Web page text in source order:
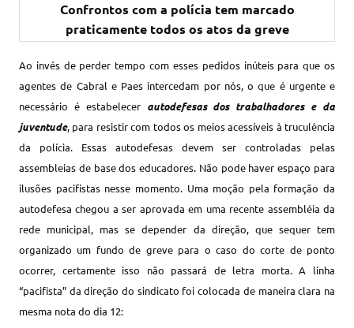
Confrontos com a polícia tem marcado
praticamente todos os atos da greve
Ao invés de perder tempo com esses pedidos inúteis para que os
agentes de Cabral e Paes intercedam por nós, o que é urgente e
necessário é estabelecer autodefesas dos trabalhadores e da
juventude, para resistir com todos os meios acessíveis à truculência
da polícia. Essas autodefesas devem ser controladas pelas
assembleias de base dos educadores. Não pode haver espaço para
ilusões pacifistas nesse momento. Uma moção pela formação da
autodefesa chegou a ser aprovada em uma recente assembléia da
rede municipal, mas se depender da direção, que sequer tem
organizado um fundo de greve para o caso do corte de ponto
ocorrer, certamente isso não passará de letra morta. A linha
“pacifista” da direção do sindicato foi colocada de maneira clara na
mesma nota do dia 12: